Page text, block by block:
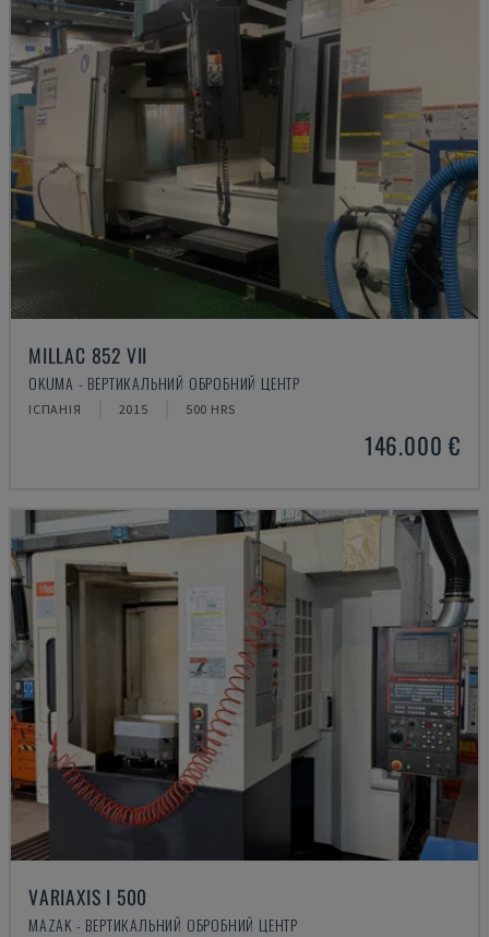
MILLAC 852 VII
OKUMA - ВЕРТИКАЛЬНИЙ ОБРОБНИЙ ЦЕНТР
ІСПАНІЯ 2015 500 HRS
146.000 €
VARIAXIS I 500
MAZAK - ВЕРТИКАЛЬНИЙ ОБРОБНИЙ ЦЕНТР